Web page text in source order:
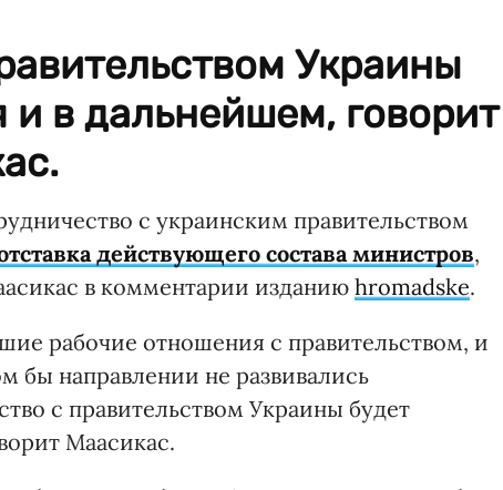
Украины
и в дальнейшем, говорит
с украинским правительством
действующего состава министров,
в комментарии изданиюhromadske.
рабочие отношения с правительством, и
бы направлении не развивались
с правительством Украины будет
Маасикас.